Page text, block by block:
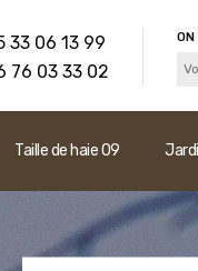
33 06 13 99
76 03 33 02
ON
Taille de haie 09